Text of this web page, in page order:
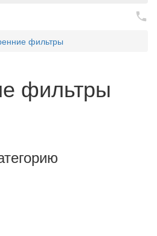
фильтры
фильтры